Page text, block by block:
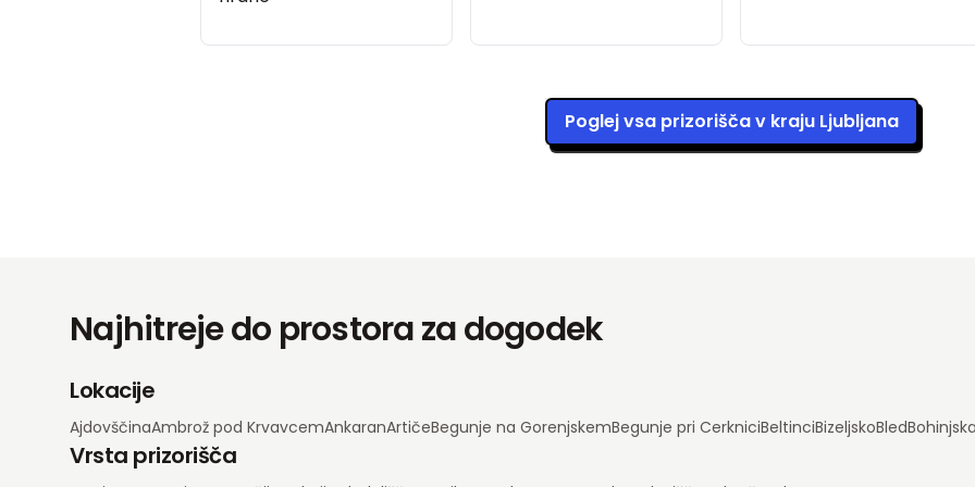
Poglej vsa prizorišča v kraju Ljubljana
Najhitreje do prostora za dogodek
Lokacije
AjdovščinaAmbrož pod KrvavcemAnkaranArtičeBegunje na GorenjskemBegunje pri CerkniciBeltinciBizeljskoBled
Vrsta prizorišča